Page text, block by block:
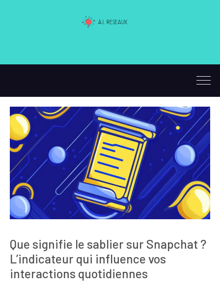
Que signifie le sablier sur Snapchat ?
L’indicateur qui influence vos
interactions quotidiennes